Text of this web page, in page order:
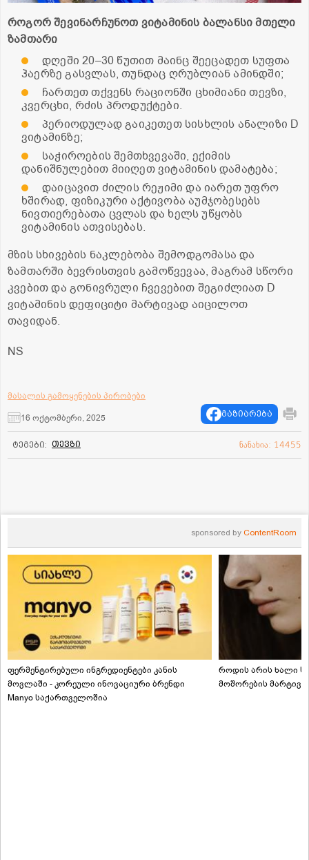
როგორშევინარჩუნოთ ვიტამინის ბალანსი მთელი
ზამთარი
დღეში 20–30 წუთით მაინც შეეცადეთ სუფთა
ჰაერზე გასვლას, თუნდაც ღრუბლიან ამინდში;
ჩართეთ თქვენს რაციონში ცხიმიანი თევზი,
კვერცხი, რძის პროდუქტები.
პერიოდულად გაიკეთეთ სისხლის ანალიზი D
ვიტამინზე;
საჭიროების შემთხვევაში, ექიმის
დანიშნულებით მიიღეთ ვიტამინის დამატება;
დაიცავით ძილის რეჟიმი და იარეთ უფრო
ხშირად, ფიზიკური აქტივობა აუმჯობესებს
ნივთიერებათა ცვლას და ხელს უწყობს
ვიტამინის ათვისებას.
მზის სხივების ნაკლებობა შემოდგომასა და
ზამთარში ბევრისთვის გამოწვევაა, მაგრამ სწორი
კვებით და გონივრული ჩვევებით შეგიძლიათ D
ვიტამინის დეფიციტი მარტივად აიცილოთ
თავიდან.
NS
მასალის გამოყენების პირობები
16 ოქტომბერი, 2025
გაზიარება
ტეგები: თევზი ნანახია: 14455
sponsored by ContentRoom
ფერმენტირებული ინგრედიენტები კანის
მოვლაში - კორეული ინოვაციური ბრენდი
Manyo საქართველოშია
როდის არის ხალი
მოშორების